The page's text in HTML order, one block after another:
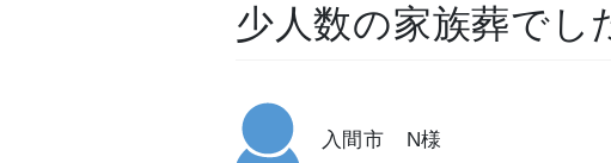
少人数の家族葬でし
入間市 N様